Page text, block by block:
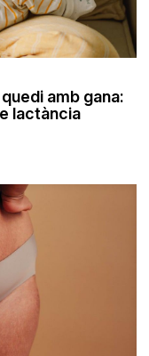
amb gana:
lactància